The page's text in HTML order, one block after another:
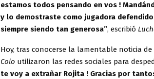
estamos todos pensando en vos !
y lo demostraste como jugadora
siempre siendo tan generosa”, escribió
Hoy, tras conocerse la lamentable noticia
Colo utilizaron las redes sociales para
te voy a extrañar Rojita ! Gracias por